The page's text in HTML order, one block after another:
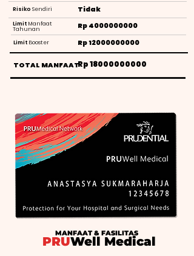
Risiko Sendiri Tidak
Limit Manfaat
Tahunan Rp4000000000
Limit Booster Rp12000000000
Rp18000000000
TOTAL MANFAAT
MANFAAT & FASILITAS
PRUWell Medical